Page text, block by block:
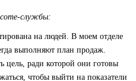
службы:
на людей. В моем отделе
выполняют план продаж.
цель, ради которой они готовы
чтобы выйти на показатели